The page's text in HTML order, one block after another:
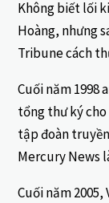
Không biết lối
Hoàng, nhưng
Tribune cách
Cuối năm 1998
tổng thư ký
tập đoàn
Mercury News
Cuối năm